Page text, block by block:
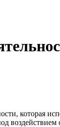
которая